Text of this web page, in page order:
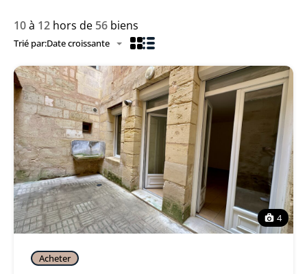
10à 12 hors de 56 biens
Trié par:Date croissante
4
Acheter